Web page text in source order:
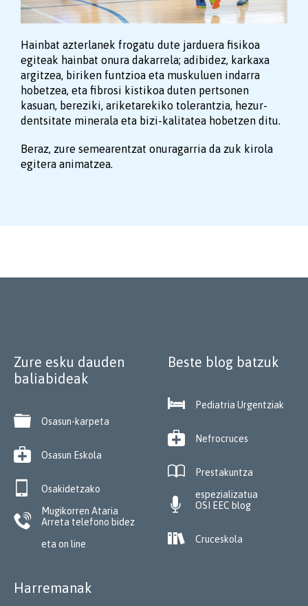
Hainbat azterlanek frogatu dute jarduera fisikoa
egiteak hainbat onura dakarrela; adibidez, karkaxa
argitzea, biriken funtzioa eta muskuluen indarra
hobetzea, eta fibrosi kistikoa duten pertsonen
kasuan, bereziki, ariketarekiko tolerantzia, hezur-
dentsitate minerala eta bizi-kalitatea hobetzen ditu.
Beraz, zure semearentzat onuragarria da zuk kirola
egitera animatzea.
Zure esku dauden
baliabideak
 Osasun-karpeta
 Osasun Eskola

Osakidetzako
Mugikorren Ataria

Arreta telefono bidez
eta on line
Beste blog batzuk
 Pediatria Urgentziak
 Nefrocruces

Prestakuntza
espezializatua
 OSI EEC blog
 Cruceskola
Harremanak